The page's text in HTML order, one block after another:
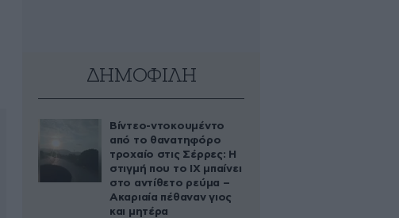
ΔΗΜΟΦΙΛΗ
Βίντεο-ντοκουμέντο
από το θανατηφόρο
τροχαίο στις Σέρρες: Η
στιγμή που το ΙΧ μπαίνει
στο αντίθετο ρεύμα –
Ακαριαία πέθαναν γιος
και μητέρα